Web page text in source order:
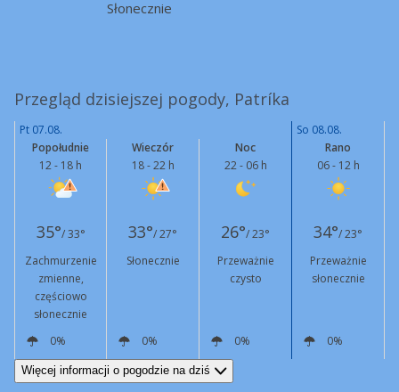
Słonecznie
Przegląd dzisiejszej pogody, Patríka
Pt 07.08.
So 08.08.
Popołudnie
12 - 18 h
Wieczór
18 - 22 h
Noc
22 - 06 h
Rano
06 - 12 h
35°/ 33° 33°/ 27° 26°/ 23° 34°/ 23°
Zachmurzenie
zmienne,
częściowo
słonecznie
Słonecznie
Przeważnie
czysto
Przeważnie
słonecznie
0% 0% 0%
0%
NE
15 km/h W
6 km/h
Więcej informacji o pogodzie na dziś